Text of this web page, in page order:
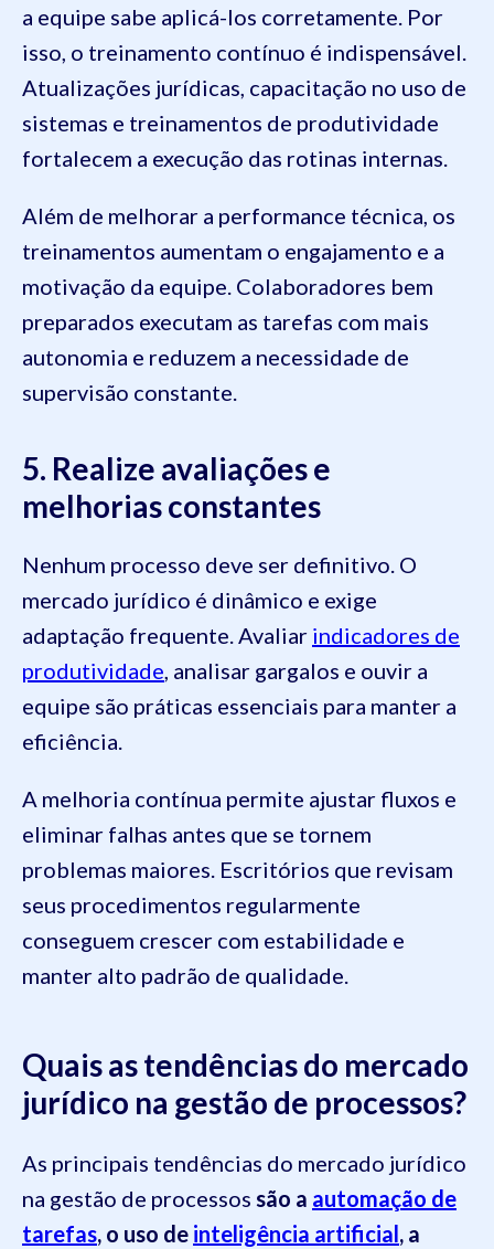
a equipe sabe aplicá-los corretamente. Por
isso, o treinamento contínuo é indispensável.
Atualizações jurídicas, capacitação no uso de
sistemas e treinamentos de produtividade
fortalecem a execução das rotinas internas.
Além de melhorar a performance técnica, os
treinamentos aumentam o engajamento e a
motivação da equipe. Colaboradores bem
preparados executam as tarefas com mais
autonomia e reduzem a necessidade de
supervisão constante.
5. Realize avaliações e
melhorias constantes
Nenhum processo deve ser definitivo. O
mercado jurídico é dinâmico e exige
adaptação frequente. Avaliar indicadores de
produtividade, analisar gargalos e ouvir a
equipe são práticas essenciais para manter a
eficiência.
A melhoria contínua permite ajustar fluxos e
eliminar falhas antes que se tornem
problemas maiores. Escritórios que revisam
seus procedimentos regularmente
conseguem crescer com estabilidade e
manter alto padrão de qualidade.
Quais as tendências do mercado
jurídico na gestão de processos?
As principais tendências do mercado jurídico
na gestão de processos são a automação de
tarefas, o uso de inteligência artificial, a